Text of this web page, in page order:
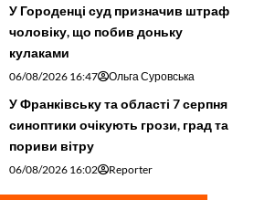
У Городенці суд призначив штраф
чоловіку, що побив доньку
кулаками
06/08/2026 16:47 Ольга Суровська
У Франківську та області 7 серпня
синоптики очікують грози, град та
пориви вітру
06/08/2026 16:02 Reporter